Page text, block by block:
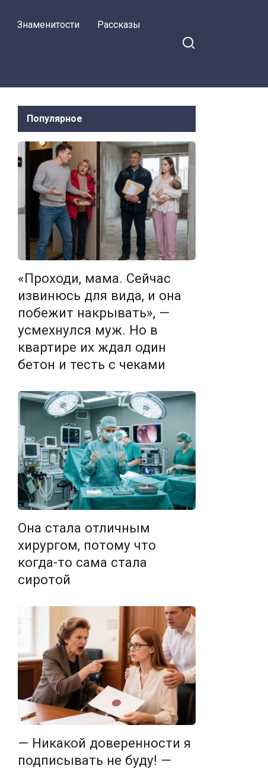
Знаменитости Рассказы
Популярное
«Проходи, мама. Сейчас
извинюсь для вида, и она
побежит накрывать», —
усмехнулся муж. Но в
квартире их ждал один
бетон и тесть с чеками
Она стала отличным
хирургом, потому что
когда-то сама стала
сиротой
— Никакой доверенности я
подписывать не буду! —